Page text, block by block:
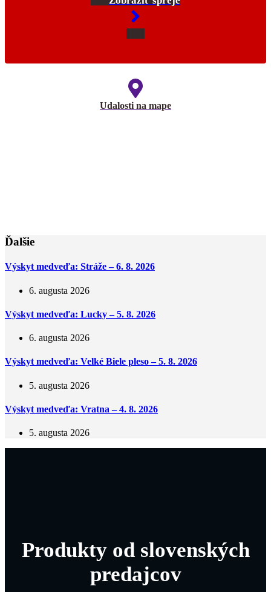
Udalosti na mape
Ďalšie
Výskyt medveďa: Stráže – 6. 8. 2026
6. augusta 2026
Výskyt medveďa: Lucky – 5. 8. 2026
6. augusta 2026
Výskyt medveďa: Velké Biele pleso – 5. 8. 2026
5. augusta 2026
Výskyt medveďa: Vratna – 4. 8. 2026
5. augusta 2026
Produkty od slovenských
predajcov